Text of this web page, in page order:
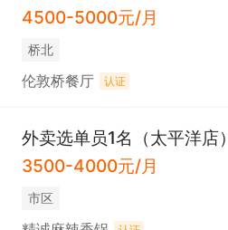
4500-5000元/月
桥北
伦敦桥餐厅 认证
外卖选单员1名（太平洋店
3500-4000元/月
市区